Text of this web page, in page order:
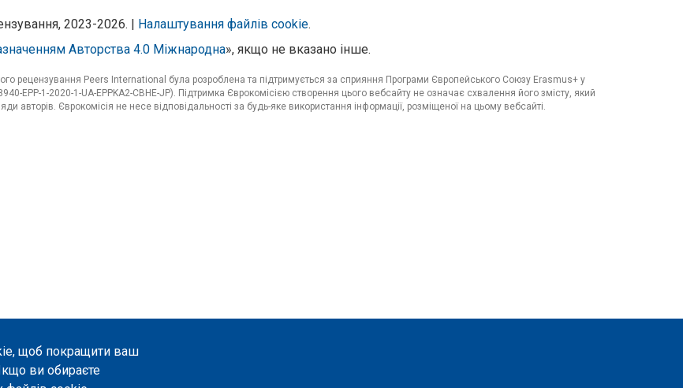
щоб покращити ваш
ви обираєте
2023-2026. | Налаштування файлів cookie.
Авторства 4.0 Міжнародна», якщо не вказано інше.
рецензування Peers International була розроблена та підтримується за сприяння Програми Європейського Союзу Erasmus+ у
EPP-1-2020-1-UA-EPPKA2-CBHE-JP). Підтримка Єврокомісією створення цього вебсайту не означає схвалення його змісту, який
авторів. Єврокомісія не несе відповідальності за будь-яке використання інформації, розміщеної на цьому вебсайті.